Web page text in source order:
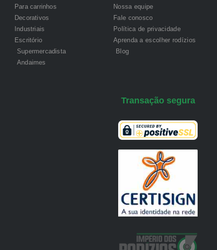
Para carrinhos
Decorativos
Industriais
Escritório
Supermercadista
Andaimes
Nossa equipe
Fale conosco
Política de privacidade
Aprenda a escolher rodízios
Blog
Transação segura